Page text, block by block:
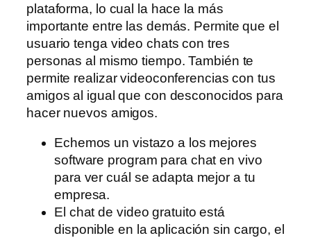
plataforma, lo cual la hace la más
importante entre las demás. Permite que el
usuario tenga video chats con tres
personas al mismo tiempo. También te
permite realizar videoconferencias con tus
amigos al igual que con desconocidos para
hacer nuevos amigos.
Echemos un vistazo a los mejores
software program para chat en vivo
para ver cuál se adapta mejor a tu
empresa.
El chat de video gratuito está
disponible en la aplicación sin cargo, el